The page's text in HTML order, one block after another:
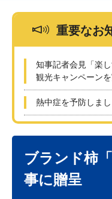
重要なお
知事記者会見「楽
観光キャンペーン
熱中症を予防しまし
ブランド柿
事に贈呈